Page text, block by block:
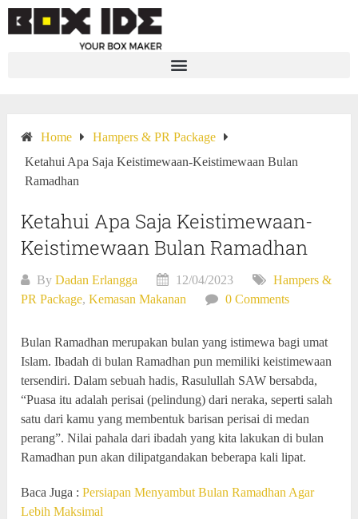
Home
Hampers & PR Package
Ketahui Apa Saja Keistimewaan-Keistimewaan Bulan
Ramadhan
Ketahui Apa Saja Keistimewaan-
Keistimewaan Bulan Ramadhan
ByDadan Erlangga 12/04/2023
Hampers &
PR Package,Kemasan Makanan 0 Comments
Bulan Ramadhan merupakan bulan yang istimewa bagi umat
Islam. Ibadah di bulan Ramadhan pun memiliki keistimewaan
tersendiri. Dalam sebuah hadis, Rasulullah SAW bersabda,
“Puasa itu adalah perisai (pelindung) dari neraka, seperti salah
satu dari kamu yang membentuk barisan perisai di medan
perang”. Nilai pahala dari ibadah yang kita lakukan di bulan
Ramadhan pun akan dilipatgandakan beberapa kali lipat.
Baca Juga :Persiapan Menyambut Bulan Ramadhan Agar
Lebih Maksimal